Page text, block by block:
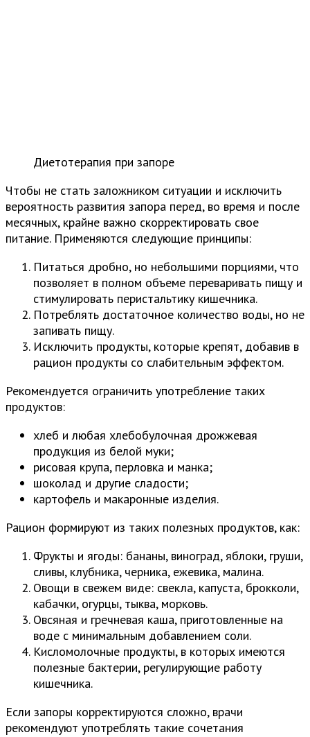
Диетотерапия при запоре
Чтобы не стать заложником ситуации и исключить
вероятность развития запора перед, во время и после
месячных, крайне важно скорректировать свое
питание. Применяются следующие принципы:
Питаться дробно, но небольшими порциями, что
позволяет в полном объеме переваривать пищу и
стимулировать перистальтику кишечника.
Потреблять достаточное количество воды, но не
запивать пищу.
Исключить продукты, которые крепят, добавив в
рацион продукты со слабительным эффектом.
Рекомендуется ограничить употребление таких
продуктов:
хлеб и любая хлебобулочная дрожжевая
продукция из белой муки;
рисовая крупа, перловка и манка;
шоколад и другие сладости;
картофель и макаронные изделия.
Рацион формируют из таких полезных продуктов, как:
Фрукты и ягоды: бананы, виноград, яблоки, груши,
сливы, клубника, черника, ежевика, малина.
Овощи в свежем виде: свекла, капуста, брокколи,
кабачки, огурцы, тыква, морковь.
Овсяная и гречневая каша, приготовленные на
воде с минимальным добавлением соли.
Кисломолочные продукты, в которых имеются
полезные бактерии, регулирующие работу
кишечника.
Если запоры корректируются сложно, врачи
рекомендуют употреблять такие сочетания